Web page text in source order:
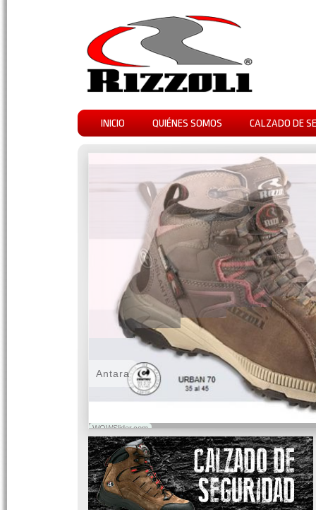
INICIO QUIÉNES SOMOS CALZADO DE
WOWSlider.com
Antara